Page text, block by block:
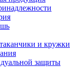
и кружки
защиты